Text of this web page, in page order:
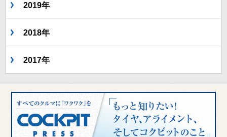
2019年
2018年
2017年